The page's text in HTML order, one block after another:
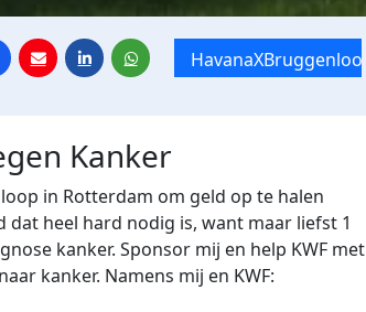
HavanaXBruggenloop
Kanker
in Rotterdam om geld op te halen
heel hard nodig is, want maar liefst 1
kanker. Sponsor mij en help KWF met
kanker. Namens mij en KWF: